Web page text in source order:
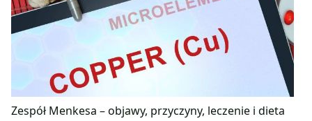
Zespół Menkesa – objawy, przyczyny, leczenie i dieta